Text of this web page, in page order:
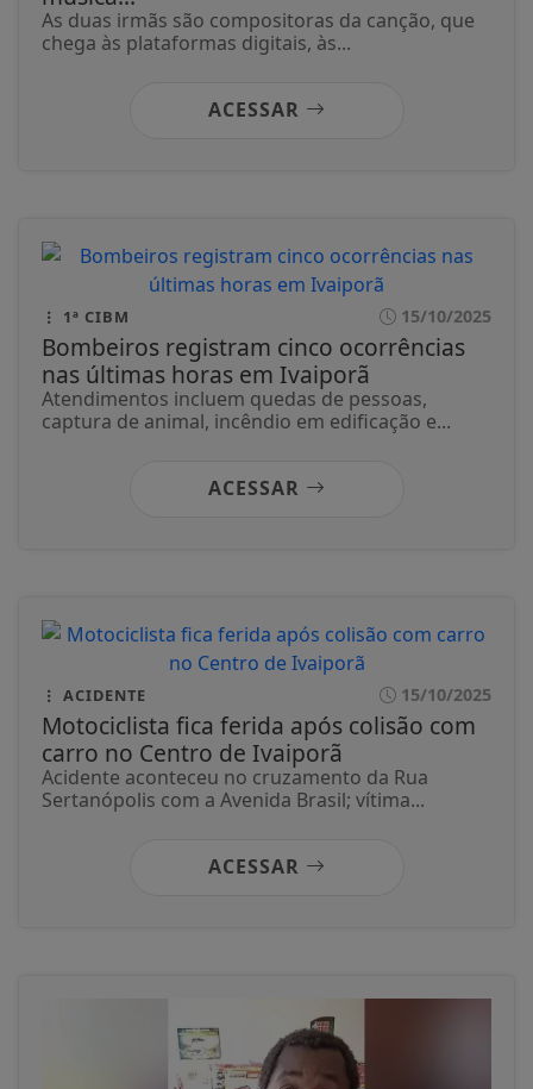
As duas irmãs são compositoras da canção, que
chega às plataformas digitais, às...
ACESSAR
1ª CIBM 15/10/2025
Bombeiros registram cinco ocorrências
nas últimas horas em Ivaiporã
Atendimentos incluem quedas de pessoas,
captura de animal, incêndio em edificação e...
ACESSAR
ACIDENTE 15/10/2025
Motociclista fica ferida após colisão com
carro no Centro de Ivaiporã
Acidente aconteceu no cruzamento da Rua
Sertanópolis com a Avenida Brasil; vítima...
ACESSAR